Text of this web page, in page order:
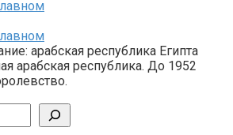
арабская республика Египта
арабская республика. До 1952